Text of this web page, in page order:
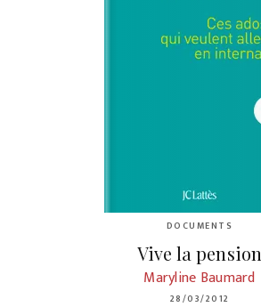
DOCUMENTS
Vive la pension
Maryline Baumard
28/03/2012